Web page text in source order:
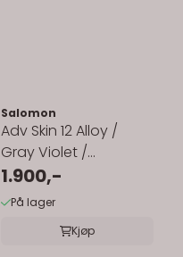
Salomon
Adv Skin 12 Alloy /
Gray Violet /
Spellbound
1.900,-
På lager
Kjøp